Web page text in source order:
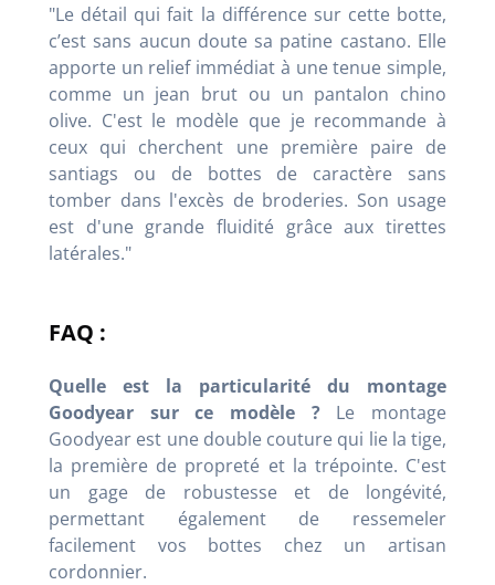
"Le détail qui fait la différence sur cette botte,
c’est sans aucun doute sa patine castano. Elle
apporte un relief immédiat à une tenue simple,
comme un jean brut ou un pantalon chino
olive. C'est le modèle que je recommande à
ceux qui cherchent une première paire de
santiags ou de bottes de caractère sans
tomber dans l'excès de broderies. Son usage
est d'une grande fluidité grâce aux tirettes
latérales."
FAQ :
Quelle est la particularité du montage
Goodyear sur ce modèle ?Le montage
Goodyear est une double couture qui lie la tige,
la première de propreté et la trépointe. C'est
un gage de robustesse et de longévité,
permettant également de ressemeler
facilement vos bottes chez un artisan
cordonnier.